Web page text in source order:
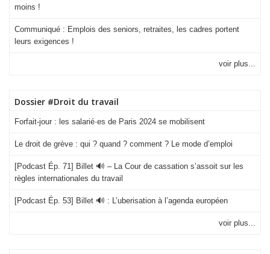
moins !
Communiqué : Emplois des seniors, retraites, les cadres portent
leurs exigences !
voir plus...
Dossier #Droit du travail
Forfait-jour : les salarié·es de Paris 2024 se mobilisent
Le droit de grève : qui ? quand ? comment ? Le mode d’emploi
[Podcast Ép. 71] Billet 🔊 – La Cour de cassation s’assoit sur les
règles internationales du travail
[Podcast Ép. 53] Billet 🔊 : L’uberisation à l’agenda européen
voir plus...